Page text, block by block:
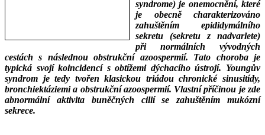
syndrome) je onemocnění, které
je obecně charakterizováno
zahuštěním epididymálního
sekretu (sekretu z nadvarlete)
při normálních vývodných
cestách s následnou obstrukční azoospermií. Tato choroba je
typická svojí koincidencí s obtížemi dýchacího ústrojí. Youngův
syndrom je tedy tvořen klasickou triádou chronické sinusitídy,
bronchiektáziemi a obstrukční azoospermií. Vlastní příčinou je zde
abnormální aktivita buněčných cilií se zahuštěním mukózní
sekrece.